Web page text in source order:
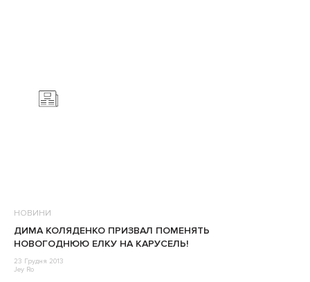
НОВИНИ
ДИМА КОЛЯДЕНКО ПРИЗВАЛ ПОМЕНЯТЬ
НОВОГОДНЮЮ ЕЛКУ НА КАРУСЕЛЬ!
23 Грудня 2013
Jey Ro